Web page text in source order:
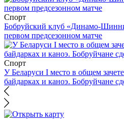
Спорт
Бобруйский клуб «Динамо-
первом предсезонном матче
Спорт
У Беларуси I место в общем
байдарках и каноэ. Бобруйчане